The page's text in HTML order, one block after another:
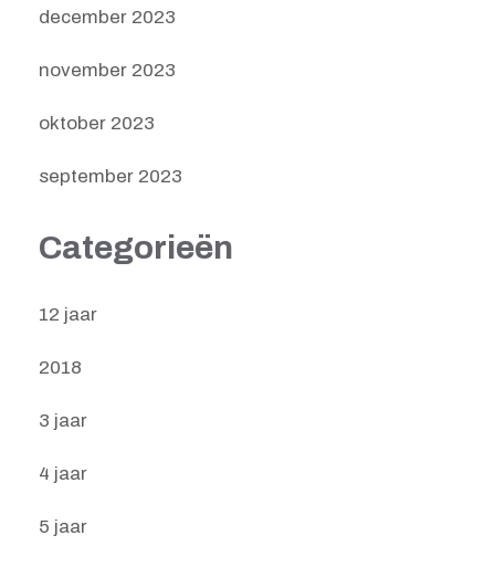
december 2023
november 2023
oktober 2023
september 2023
Categorieën
12 jaar
2018
3 jaar
4 jaar
5 jaar